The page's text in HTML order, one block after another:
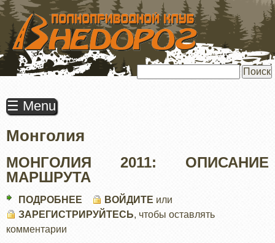
ПЕРЕЙТИ
ОСНОВНОМУ
СОДЕРЖАНИЮ
☰ Menu
Монголия
МОНГОЛИЯ 2011: ОПИСАНИЕ
МАРШРУТА
ПОДРОБНЕЕ
МОНГОЛИЯ
ВОЙДИТЕ или
ЗАРЕГИСТРИРУЙТЕСЬ, чтобы оставлять
комментарии